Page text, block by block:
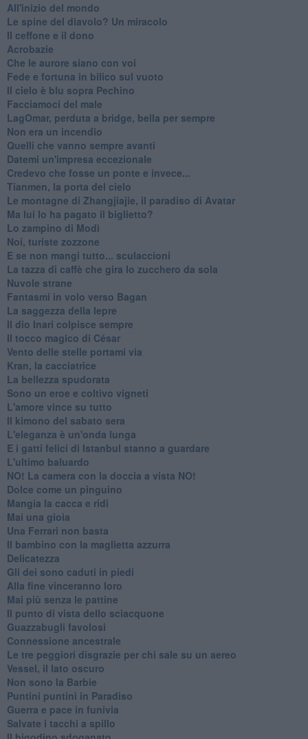
All'inizio del mondo
Le spine del diavolo? Un miracolo
Il ceffone e il dono
Acrobazie
Che le aurore siano con voi
Fede e fortuna in bilico sul vuoto
Il cielo è blu sopra Pechino
Facciamoci del male
LagOmar, perduta a bridge, bella per sempre
Non era un incendio
Quelli che vanno sempre avanti
Datemi un'impresa eccezionale
Credevo che fosse un ponte e invece...
Tianmen, la porta del cielo
Le montagne di Zhangjiajie, il paradiso di Avatar
Ma lui lo ha pagato il biglietto?
Lo zampino di Modì
Noi, turiste zozzone
E se non mangi tutto... sculaccioni
La tazza di caffè che gira lo zucchero da sola
Nuvole strane
Fantasmi in volo verso Bagan
La saggezza della lepre
Il dio Inari colpisce sempre
Il tocco magico di César
Vento delle stelle portami via
Kran, la cacciatrice
La bellezza spudorata
Sono un eroe e coltivo vigneti
L'amore vince su tutto
Il kimono del sabato sera
L'eleganza è un'onda lunga
E i gatti felici di Istanbul stanno a guardare
L'ultimo baluardo
NO! La camera con la doccia a vista NO!
Dolce come un pinguino
Mangia la cacca e ridi
Mai una gioia
Una Ferrari non basta
Il bambino con la maglietta azzurra
Delicatezza
Gli dei sono caduti in piedi
Alla fine vinceranno loro
Mai più senza le pattine
Il punto di vista dello sciacquone
Guazzabugli favolosi
Connessione ancestrale
Le tre peggiori disgrazie per chi sale su un aereo
Vessel, il lato oscuro
Non sono la Barbie
Puntini puntini in Paradiso
Guerra e pace in funivia
Salvate i tacchi a spillo